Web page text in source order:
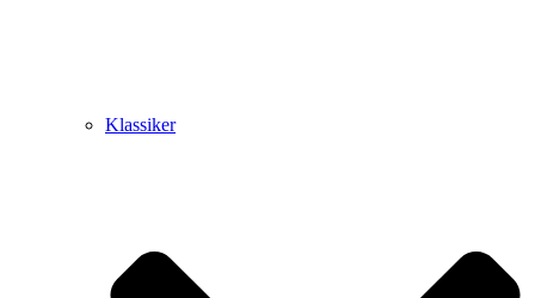
Klassiker